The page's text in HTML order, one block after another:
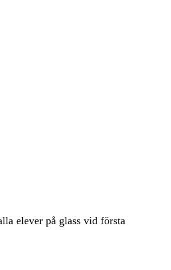
elever på glass vid första